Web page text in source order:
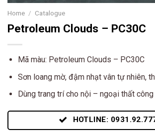
Home / Catalogue
Petroleum Clouds – PC30C
Mã màu: Petroleum Clouds – PC30C
Sơn loang mờ, đậm nhạt vân tự nhiên,
Dùng trang trí cho nội – ngoại thất
HOTLINE: